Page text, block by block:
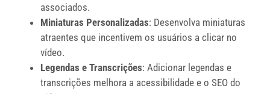
associados.
Miniaturas Personalizadas: Desenvolva miniaturas
atraentes que incentivem os usuários a clicar no
vídeo.
Legendas e Transcrições: Adicionar legendas e
transcrições melhora a acessibilidade e o SEO do